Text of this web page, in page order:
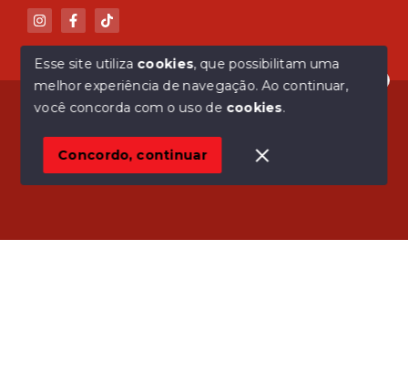
Olá! Estamos disponíveis para te ajudar.
© Copyright 2026 - ASM Imóveis - Todos os direitos
SITE PARA IMOBILIARIA
Esse site utiliza cookies, que possibilitam uma
melhor experiência de navegação.Ao continuar,
você concorda com o uso de cookies.
Concordo, continuar